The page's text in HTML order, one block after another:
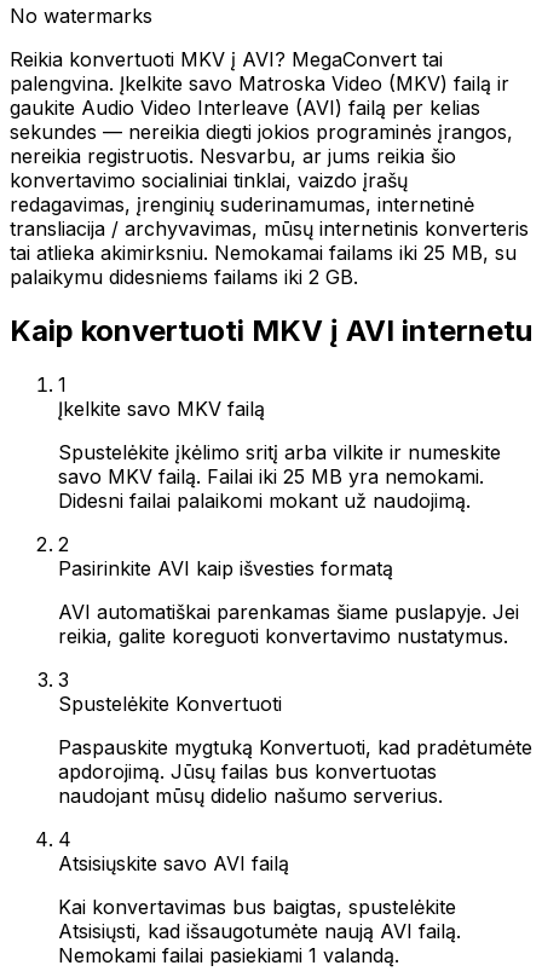
No watermarks
Reikia konvertuoti MKV į AVI? MegaConvert tai
palengvina. Įkelkite savo Matroska Video (MKV) failą ir
gaukite Audio Video Interleave (AVI) failą per kelias
sekundes — nereikia diegti jokios programinės įrangos,
nereikia registruotis. Nesvarbu, ar jums reikia šio
konvertavimo socialiniai tinklai, vaizdo įrašų
redagavimas, įrenginių suderinamumas, internetinė
transliacija / archyvavimas, mūsų internetinis konverteris
tai atlieka akimirksniu. Nemokamai failams iki 25 MB, su
palaikymu didesniems failams iki 2 GB.
Kaip konvertuoti MKV į AVI internetu
1
Įkelkite savo MKV failą
Spustelėkite įkėlimo sritį arba vilkite ir numeskite
savo MKV failą. Failai iki 25 MB yra nemokami.
Didesni failai palaikomi mokant už naudojimą.
2
Pasirinkite AVI kaip išvesties formatą
AVI automatiškai parenkamas šiame puslapyje. Jei
reikia, galite koreguoti konvertavimo nustatymus.
3
Spustelėkite Konvertuoti
Paspauskite mygtuką Konvertuoti, kad pradėtumėte
apdorojimą. Jūsų failas bus konvertuotas
naudojant mūsų didelio našumo serverius.
4
Atsisiųskite savo AVI failą
Kai konvertavimas bus baigtas, spustelėkite
Atsisiųsti, kad išsaugotumėte naują AVI failą.
Nemokami failai pasiekiami 1 valandą.